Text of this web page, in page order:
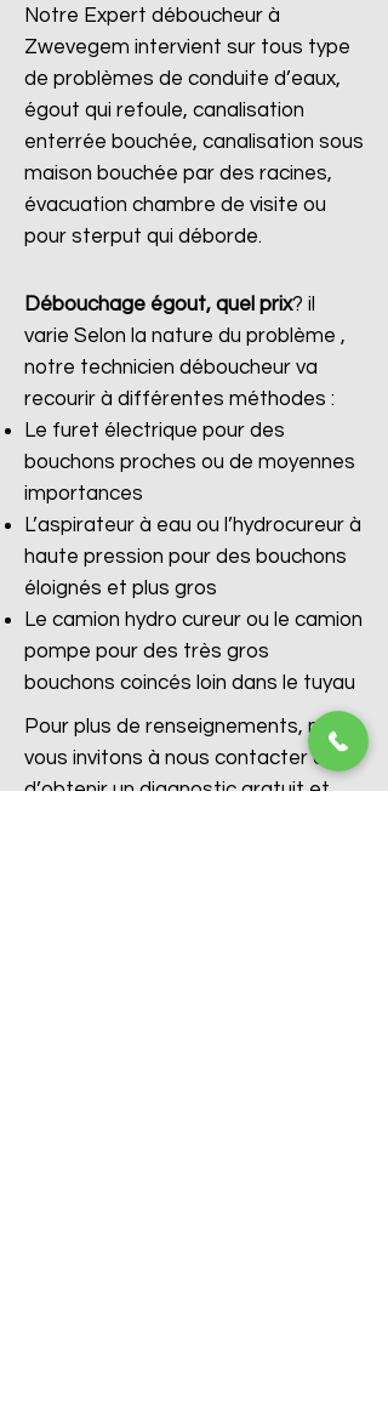
Notre Expert déboucheur à
Zwevegem intervient sur tous type
de problèmes de conduite d’eaux,
égout qui refoule, canalisation
enterrée bouchée, canalisation sous
maison bouchée par des racines,
évacuation chambre de visite ou
pour sterput qui déborde.
Débouchage égout, quel prix? il
varie Selon la nature du problème ,
notre technicien déboucheur va
recourir à différentes méthodes :
Le furet électrique pour des
bouchons proches ou de moyennes
importances
L’aspirateur à eau ou l’hydrocureur à
haute pression pour des bouchons
éloignés et plus gros
Le camion hydro cureur ou le camion
pompe pour des très gros
bouchons coincés loin dans le tuyau
Pour plus de renseignements, nous
vous invitons à nous contacter afin
d’obtenir un diagnostic gratuit et